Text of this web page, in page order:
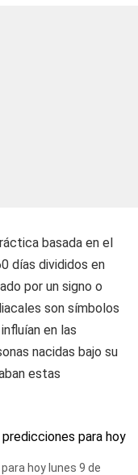
basada en el
días divididos en
por un signo o
son símbolos
en las
nacidas bajo su
estas
hoy lunes 9 de